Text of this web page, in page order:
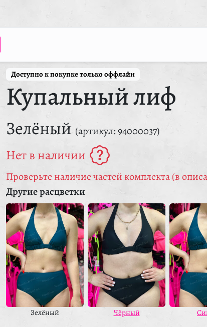
Доступно к покупке только оффлайн
Купальный лиф
Зелёный (артикул: 94000037)
Нет в наличии
Проверьте наличие частей комплекта (в
Другие расцветки
Зелёный Чёрный